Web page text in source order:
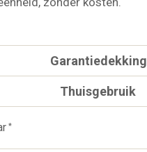
Garantiedekking
Thuisgebruik
*